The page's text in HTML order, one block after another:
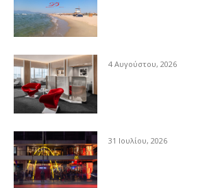
4 Αυγούστου, 2026
31 Ιουλίου, 2026